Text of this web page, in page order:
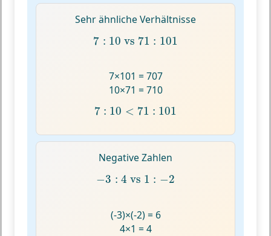
Sehr ähnliche Verhältnisse
7 : 10 vs 71 : 101
7: 10vs 71 :101
7×101 = 707
10×71 = 710
7 : 10 < 71 : 101
7 :10 <71: 101
Negative Zahlen
−3 : 4 vs 1 : −2
−3: 4 vs 1 :−
(-3)×(-2) = 6
4×1 = 4